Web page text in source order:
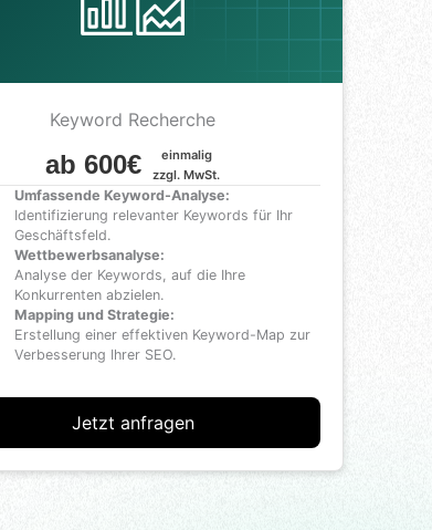
Keyword Recherche
ab 600€
einmalig
zzgl. MwSt.
Umfassende Keyword-Analyse:
Identifizierung relevanter Keywords für Ihr
Geschäftsfeld.
Wettbewerbsanalyse:
Analyse der Keywords, auf die Ihre
Konkurrenten abzielen.
Mapping und Strategie:
Erstellung einer effektiven Keyword-Map zur
Verbesserung Ihrer SEO.
Jetzt anfragen